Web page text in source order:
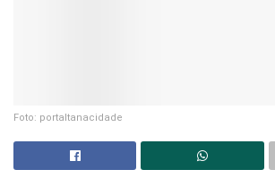
Foto: portaltanacidade